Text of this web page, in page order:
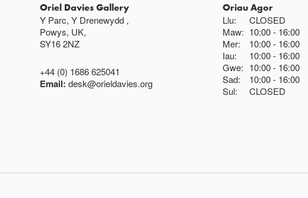
Oriel Davies Gallery
Y Parc, Y Drenewydd ,
Powys, UK,
SY16 2NZ
+44 (0) 1686 625041
Email:desk@orieldavies.org
Oriau Agor
Llu:
CLOSED
Maw: 10:00
16:00
Mer:
10:00
16:00
Iau:
10:00
16:00
Gwe: 10:00
16:00
Sad:
10:00
16:00
Sul:
CLOSED